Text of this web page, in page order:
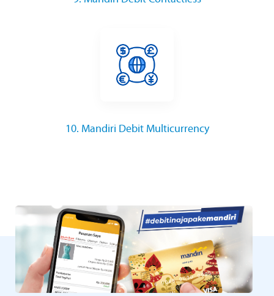
10. Mandiri Debit Multicurrency